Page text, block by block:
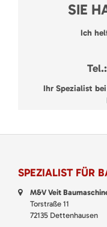
SIE
Ich
Tel.:
Ihr Spezialist
SPEZIALIST FÜR
M&V Veit
Torstraße 11
72135 Dettenhausen